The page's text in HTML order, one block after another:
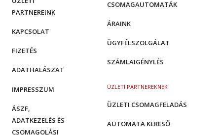
CSOMAGAUTOMATÁK
ÁRAINK
ÜGYFÉLSZOLGÁLAT
SZÁMLAIGÉNYLÉS
ÜZLETI PARTNEREKNEK
ÜZLETI CSOMAGFELADÁS
AUTOMATA KERESŐ
PARTNEREINK
KAPCSOLAT
FIZETÉS
ADATHALÁSZAT
IMPRESSZUM
ÁSZF,
ADATKEZELÉS ÉS
CSOMAGOLÁSI